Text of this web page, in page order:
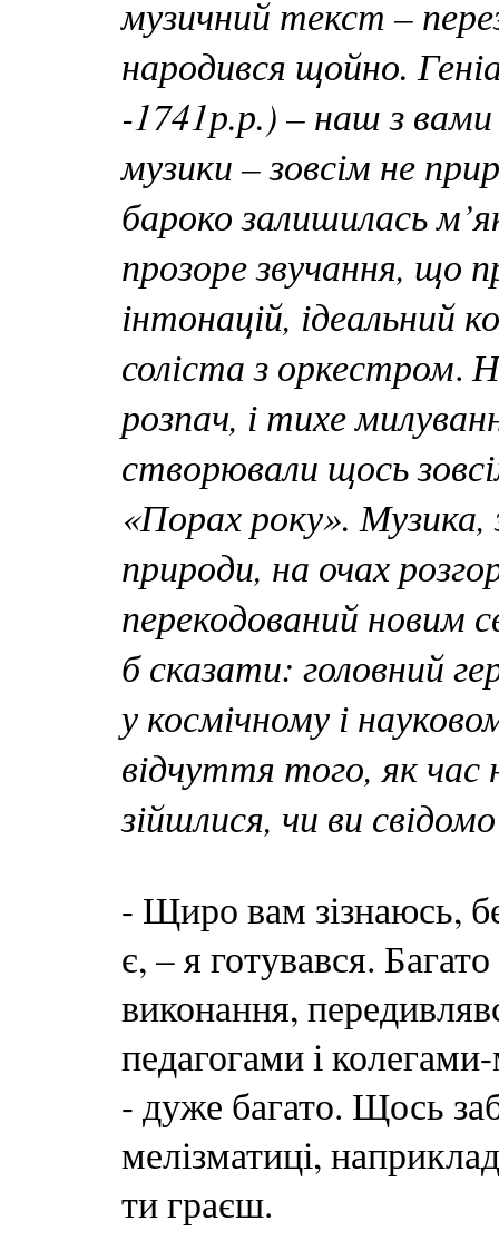
музичний текст –
народився щойно.
-1741р.р.) – наш з вами
музики – зовсім не
бароко залишилась
прозоре звучання, що
інтонацій, ідеальний
соліста з оркестром.
розпач, і тихе
створювали щось
«Порах року». Музика,
природи, на очах
перекодований новим
б сказати: головний
у космічному і
відчуття того, як час
зійшлися, чи ви
- Щиро вам зізнаюсь,
є, – я готувався.
виконання,
педагогами і
- дуже багато. Щось
мелізматиці,
ти граєш.